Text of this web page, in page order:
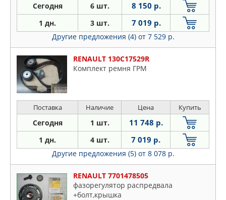
Сегодня 6 шт. 8 150 р.
1 дн. 3 шт. 7 019 р.
Другие предложения (4) от 7 529 р.
RENAULT 130C17529R
Комплект ремня ГРМ
Поставка Наличие Цена Купить
Сегодня 1 шт. 11 748 р.
1 дн. 4 шт. 7 019 р.
Другие предложения (5) от 8 078 р.
RENAULT 7701478505
фазорегулятор распредвала
+болт,крышка